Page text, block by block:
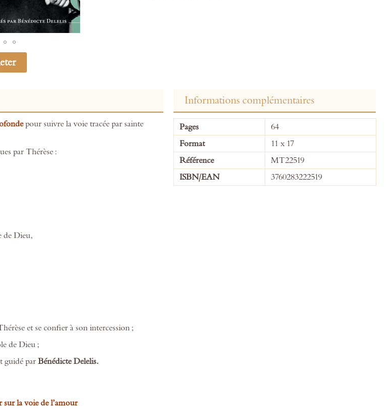
pour suivre la voie tracée par sainte
par Thérèse :
de Dieu,
et se confier à son intercession ;
de Dieu ;
guidé par Bénédicte Delelis.
sur la voie de l’amour
Informations complémentaires
Plus
d’information
Pages
64
Format
11 x 17
Référence
MT22519
ISBN/EAN
3760283222519